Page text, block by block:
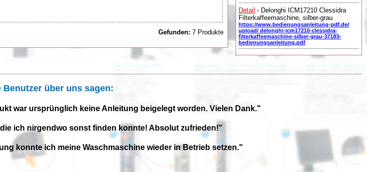
Gefunden: 7 Produkte
Detail - Delonghi ICM17210 Clessidra
Filterkaffeemaschine, silber-grau
https://www.bedienungsanleitung-pdf.de/
upload/ delonghi-icm17210-clessidra-
filterkaffeemaschine-silber-grau-37183-
bedienungsanleitung.pdf
Benutzer über uns sagen:
war ursprünglich keine Anleitung beigelegt worden. Vielen Dank."
ich nirgendwo sonst finden konnte! Absolut zufrieden!"
konnte ich meine Waschmaschine wieder in Betrieb setzen."